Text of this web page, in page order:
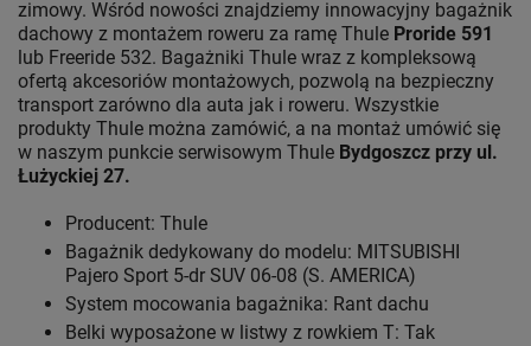
zimowy. Wśród nowości znajdziemy innowacyjny bagażnik
dachowy z montażem roweru za ramę Thule Proride 591
lub Freeride 532. Bagażniki Thule wraz z kompleksową
ofertą akcesoriów montażowych, pozwolą na bezpieczny
transport zarówno dla auta jak i roweru. Wszystkie
produkty Thule można zamówić, a na montaż umówić się
w naszym punkcie serwisowym Thule Bydgoszcz przy ul.
Łużyckiej 27.
Producent: Thule
Bagażnik dedykowany do modelu: MITSUBISHI
Pajero Sport 5-dr SUV 06-08 (S. AMERICA)
System mocowania bagażnika: Rant dachu
Belki wyposażone w listwy z rowkiem T: Tak